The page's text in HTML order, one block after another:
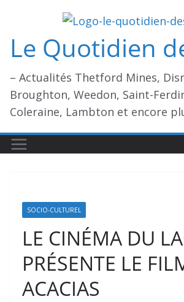
contenu
Le Quotidien
– Actualités Thetford Mines,
Broughton, Weedon, Saint-
Coleraine, Lambton et encore
SOCIO-CULTUREL
LE CINÉMA DU
PRÉSENTE LE
ACACIAS